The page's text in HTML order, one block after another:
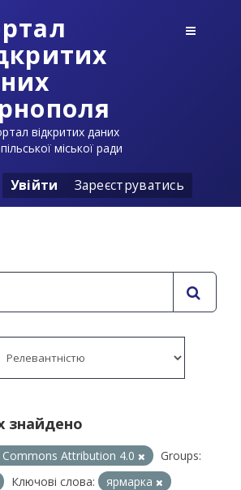
відкритих даних
міської ради
Увійти Зареєструватись
знайдено
Commons Attribution 4.0
Groups:
Ключові слова:
ярмарка